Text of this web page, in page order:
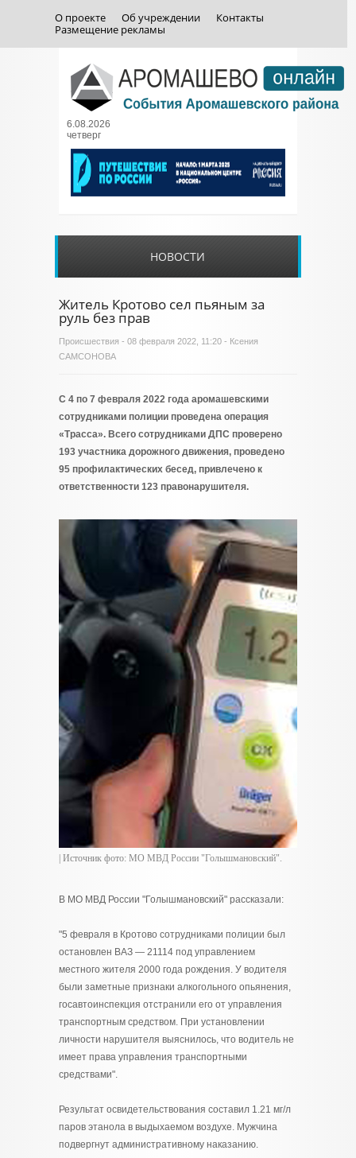
О проекте Об учреждении
Контакты
Размещение рекламы
6.08.2026
четверг
НОВОСТИ
Житель Кротово сел пьяным за
руль без прав
Происшествия - 08 февраля 2022, 11:20 - Ксения
САМСОНОВА
С 4 по 7 февраля 2022 года аромашевскими
сотрудниками полиции проведена операция
«Трасса». Всего сотрудниками ДПС проверено
193 участника дорожного движения, проведено
95 профилактических бесед, привлечено к
ответственности 123 правонарушителя.
| Источник фото: МО МВД России "Голышмановский".
В МО МВД России "Голышмановский" рассказали:
"5 февраля в Кротово сотрудниками полиции был
остановлен ВАЗ — 21114 под управлением
местного жителя 2000 года рождения. У водителя
были заметные признаки алкогольного опьянения,
госавтоинспекция отстранили его от управления
транспортным средством. При установлении
личности нарушителя выяснилось, что водитель не
имеет права управления транспортными
средствами".
Результат освидетельствования составил 1.21 мг/л
паров этанола в выдыхаемом воздухе. Мужчина
подвергнут административному наказанию.